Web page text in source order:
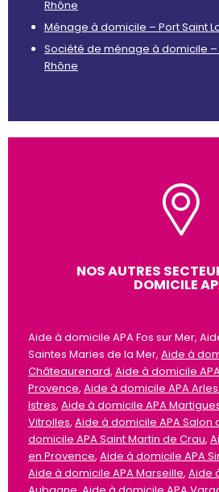
Rhône
Ménage à domicile – Port Saint
Société de ménage à domicile –
Rhône
NOS AUTRES
DOMICILE
Aide à domicile APA Fos sur Mer,
Saintes Maries de la Mer, Aide à
Châteaurenard, Aide à domicile
Provence, Aide à domicile APA Arles,
Istres, Aide à domicile APA
Vitrolles, Aide à domicile APA Salon
domicile APA Saint Martin de Crau,
en Provence, Aide à domicile APA
Aide à domicile APA Marseille, Aide